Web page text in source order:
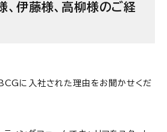
伊藤様、高柳様のご経
BCGに入社された理由をお聞かせくだ